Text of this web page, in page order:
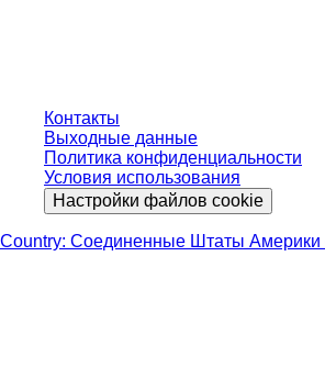
Контакты
Выходные данные
Политика конфиденциальности
Условия использования
Настройки файлов cookie
Country: Соединенные Штаты Америки